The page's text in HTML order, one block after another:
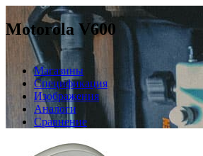
Motorola V600
Магазины
Спецификация
Изображения
Аналоги
Сравнение